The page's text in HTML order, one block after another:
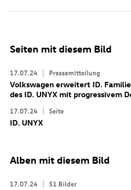
Seiten mit diesem Bild
17.07.24 Pressemitteilung
Volkswagen erweitert ID. Familie
des ID. UNYX mit progressivem
17.07.24 Seite
ID. UNYX
Alben mit diesem Bild
17.07.24 51 Bilder